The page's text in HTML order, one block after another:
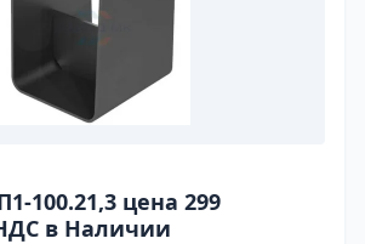
100.21,3 цена 299
в Наличии